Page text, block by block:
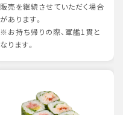
販売を継続させていただく場合
があります。
※お持ち帰りの際、軍艦1貫と
なります。